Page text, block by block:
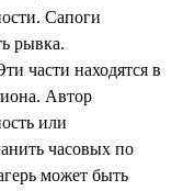
Сапоги
рывка.
части находятся в
Автор
или
часовых по
может быть